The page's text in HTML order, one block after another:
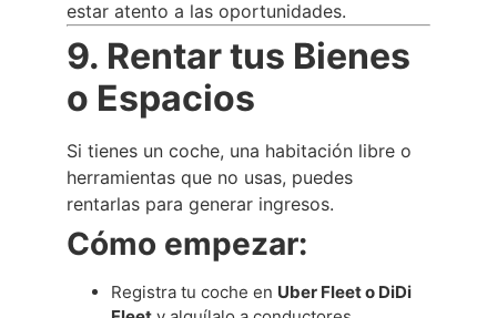
estar atento a las oportunidades.
9. Rentar tus Bienes
o Espacios
Si tienes un coche, una habitación libre o
herramientas que no usas, puedes
rentarlas para generar ingresos.
Cómo empezar:
Registra tu coche en Uber Fleet o DiDi